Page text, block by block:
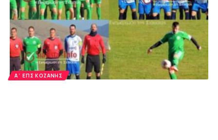
Α΄ ΕΠΣ ΚΟΖΆΝΗΣ